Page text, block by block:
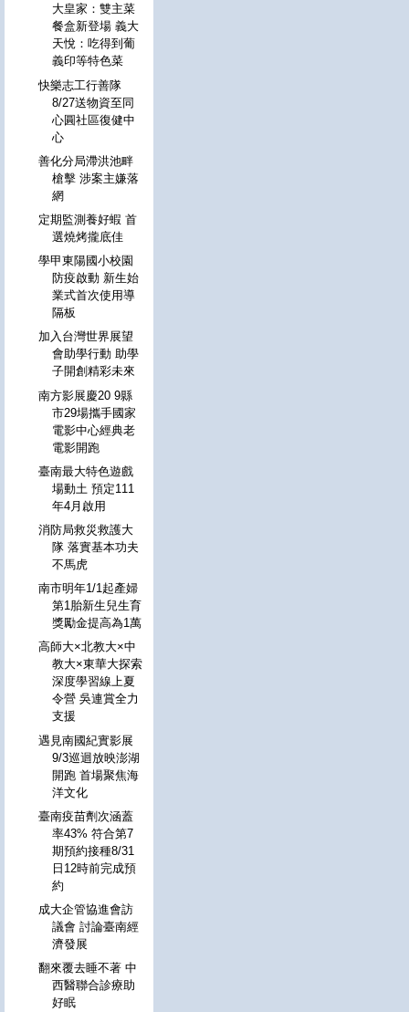
大皇家：雙主菜
餐盒新登場 義大
天悅：吃得到葡
義印等特色菜
快樂志工行善隊
8/27送物資至同
心圓社區復健中
心
善化分局滯洪池畔
槍擊 涉案主嫌落
網
定期監測養好蝦 首
選燒烤攏底佳
學甲東陽國小校園
防疫啟動 新生始
業式首次使用導
隔板
加入台灣世界展望
會助學行動 助學
子開創精彩未來
南方影展慶20 9縣
市29場攜手國家
電影中心經典老
電影開跑
臺南最大特色遊戲
場動土 預定111
年4月啟用
消防局救災救護大
隊 落實基本功夫
不馬虎
南市明年1/1起產婦
第1胎新生兒生育
獎勵金提高為1萬
高師大×北教大×中
教大×東華大探索
深度學習線上夏
令營 吳連賞全力
支援
遇見南國紀實影展
9/3巡迴放映澎湖
開跑 首場聚焦海
洋文化
臺南疫苗劑次涵蓋
率43% 符合第7
期預約接種8/31
日12時前完成預
約
成大企管協進會訪
議會 討論臺南經
濟發展
翻來覆去睡不著 中
西醫聯合診療助
好眠